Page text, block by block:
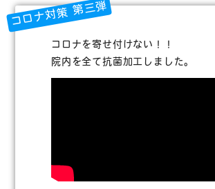
コロナ対策 第三弾
コロナを寄せ付けない！！
院内を全て抗菌加工しました。